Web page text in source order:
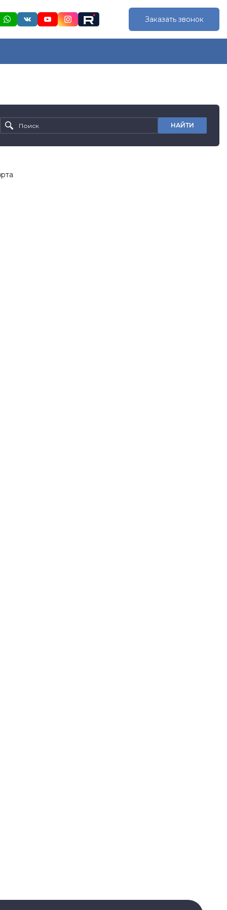
Заказать звонок
НАЙТИ